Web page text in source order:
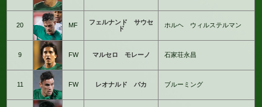
20 MF
フェルナンド サウセ
ド
ホルヘ ウィルステルマン
9 FW マルセロ モレーノ 石家荘永昌
11 FW レオナルド バカ ブルーミング